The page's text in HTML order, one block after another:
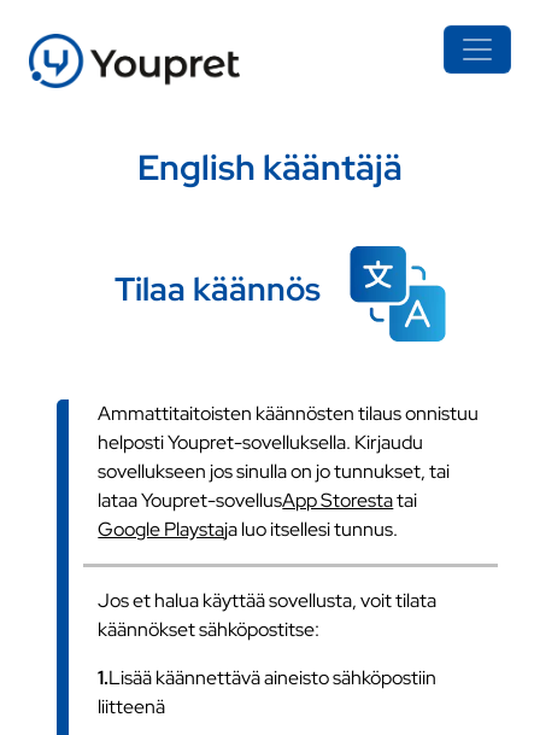
English kääntäjä
Tilaa käännös
Ammattitaitoisten käännösten tilaus onnistuu
helposti Youpret-sovelluksella. Kirjaudu
sovellukseen jos sinulla on jo tunnukset, tai
lataa Youpret-sovellusApp Storestatai
Google Playstaja luo itsellesi tunnus.
Jos et halua käyttää sovellusta, voit tilata
käännökset sähköpostitse:
1.Lisää käännettävä aineisto sähköpostiin
liitteenä